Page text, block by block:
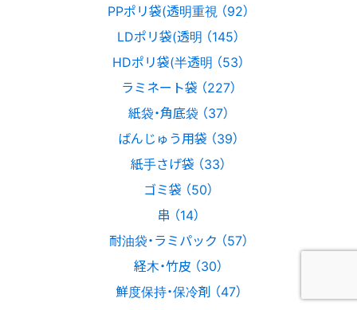
PPポリ袋(透明重視 （92）
LDポリ袋(透明 （145）
HDポリ袋(半透明 （53）
ラミネート袋 （227）
紙袋・角底袋 （37）
ばんじゅう用袋 （39）
紙手さげ袋 （33）
ゴミ袋 （50）
串 （14）
耐油袋・ラミパック （57）
経木・竹皮 （30）
鮮度保持・保冷剤 （47）